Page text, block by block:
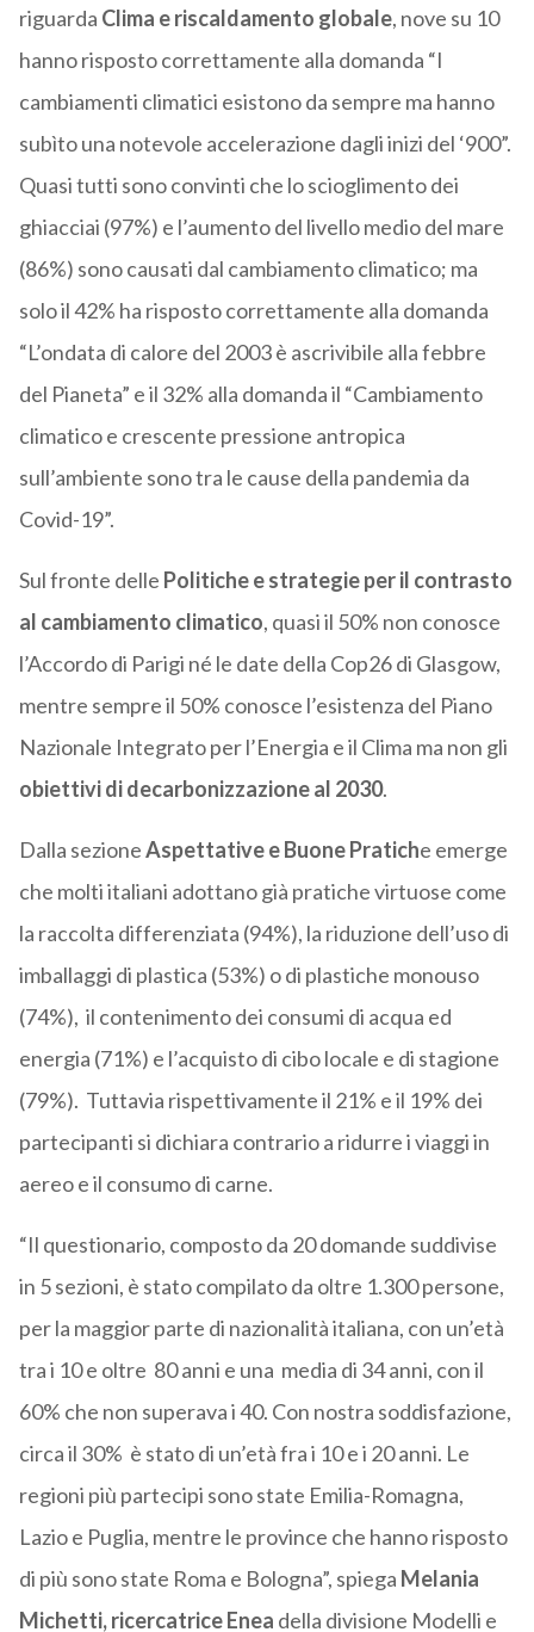
riguarda Clima e riscaldamento globale, nove su 10
hanno risposto correttamente alla domanda “I
cambiamenti climatici esistono da sempre ma hanno
subìto una notevole accelerazione dagli inizi del ‘900”.
Quasi tutti sono convinti che lo scioglimento dei
ghiacciai (97%) e l’aumento del livello medio del mare
(86%) sono causati dal cambiamento climatico; ma
solo il 42% ha risposto correttamente alla domanda
“L’ondata di calore del 2003 è ascrivibile alla febbre
del Pianeta” e il 32% alla domanda il “Cambiamento
climatico e crescente pressione antropica
sull’ambiente sono tra le cause della pandemia da
Covid-19”.
Sul fronte delle Politiche e strategie per il contrasto
al cambiamento climatico, quasi il 50% non conosce
l’Accordo di Parigi né le date della Cop26 di Glasgow,
mentre sempre il 50% conosce l’esistenza del Piano
Nazionale Integrato per l’Energia e il Clima ma non gli
obiettivi di decarbonizzazione al 2030.
Dalla sezioneAspettative e Buone Pratiche emerge
che molti italiani adottano già pratiche virtuose come
la raccolta differenziata (94%), la riduzione dell’uso di
imballaggi di plastica (53%) o di plastiche monouso
(74%), il contenimento dei consumi di acqua ed
energia (71%) e l’acquisto di cibo locale e di stagione
(79%). Tuttavia rispettivamente il 21% e il 19% dei
partecipanti si dichiara contrario a ridurre i viaggi in
aereo e il consumo di carne.
“Il questionario, composto da 20 domande suddivise
in 5 sezioni, è stato compilato da oltre 1.300 persone,
per la maggior parte di nazionalità italiana, con un’età
tra i 10 e oltre 80 anni e una media di 34 anni, con il
60% che non superava i 40. Con nostra soddisfazione,
circa il 30% è stato di un’età fra i 10 e i 20 anni. Le
regioni più partecipi sono state Emilia-Romagna,
Lazio e Puglia, mentre le province che hanno risposto
di più sono state Roma e Bologna”, spiega Melania
Michetti, ricercatrice Enea della divisione Modelli e